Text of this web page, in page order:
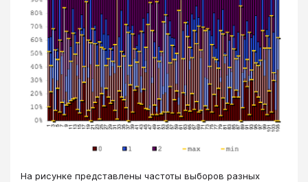
На рисунке представлены частоты выборов разных